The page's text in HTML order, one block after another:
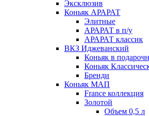
Эксклюзив
Коньяк АРАРАТ
Элитные
АРАРАТ в п/у
АРАРАТ классик
ВКЗ Иджеванский
Коньяк в
Коньяк
Бренди
Коньяк МАП
France коллекция
Золотой
Объем 0,5 л